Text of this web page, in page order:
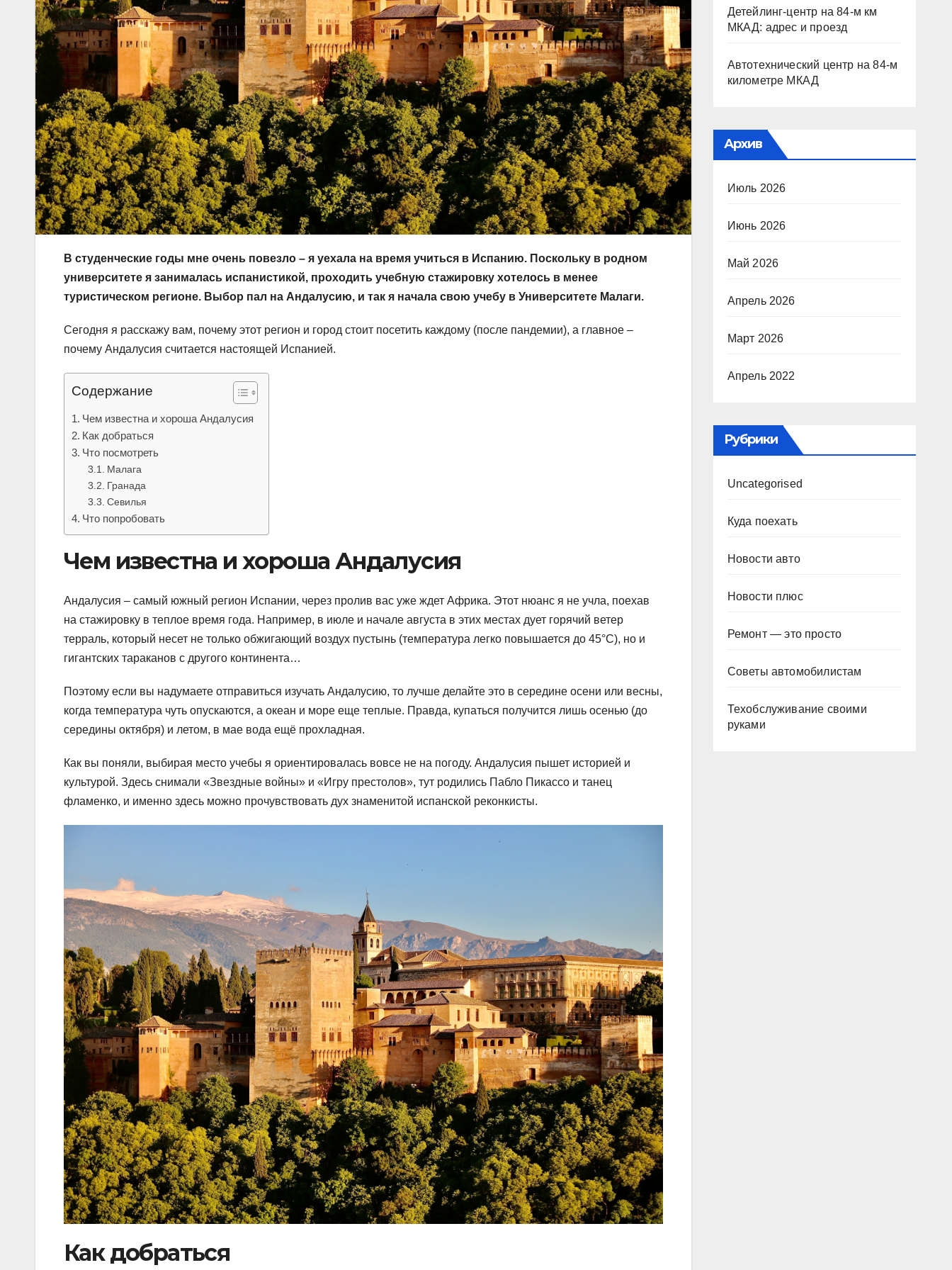
В студенческие годы мне очень повезло – я уехала на время учиться в Испанию. Поскольку в родном
университете я занималась испанистикой, проходить учебную стажировку хотелось в менее
туристическом регионе. Выбор пал на Андалусию, и так я начала свою учебу в Университете Малаги.
Сегодня я расскажу вам, почему этот регион и город стоит посетить каждому (после пандемии), а главное –
почему Андалусия считается настоящей Испанией.
Содержание
Чем известна и хороша Андалусия
Как добраться
Что посмотреть
Малага
Гранада
Севилья
Что попробовать
Чем известна и хороша Андалусия
Андалусия – самый южный регион Испании, через пролив вас уже ждет Африка. Этот нюанс я не учла, поехав
на стажировку в теплое время года. Например, в июле и начале августа в этих местах дует горячий ветер
терраль, который несет не только обжигающий воздух пустынь (температура легко повышается до 45°С), но и
гигантских тараканов с другого континента…
Поэтому если вы надумаете отправиться изучать Андалусию, то лучше делайте это в середине осени или весны,
когда температура чуть опускаются, а океан и море еще теплые. Правда, купаться получится лишь осенью (до
середины октября) и летом, в мае вода ещё прохладная.
Как вы поняли, выбирая место учебы я ориентировалась вовсе не на погоду. Андалусия пышет историей и
культурой. Здесь снимали «Звездные войны» и «Игру престолов», тут родились Пабло Пикассо и танец
фламенко, и именно здесь можно прочувствовать дух знаменитой испанской реконкисты.
Как добраться
Детейлинг-центр на 84-м км
МКАД: адрес и проезд
Автотехнический центр на 84-м
километре МКАД
Архив
Июль 2026
Июнь 2026
Май 2026
Апрель 2026
Март 2026
Апрель 2022
Рубрики
Uncategorised
Куда поехать
Новости авто
Новости плюс
Ремонт — это просто
Советы автомобилистам
Техобслуживание своими
руками